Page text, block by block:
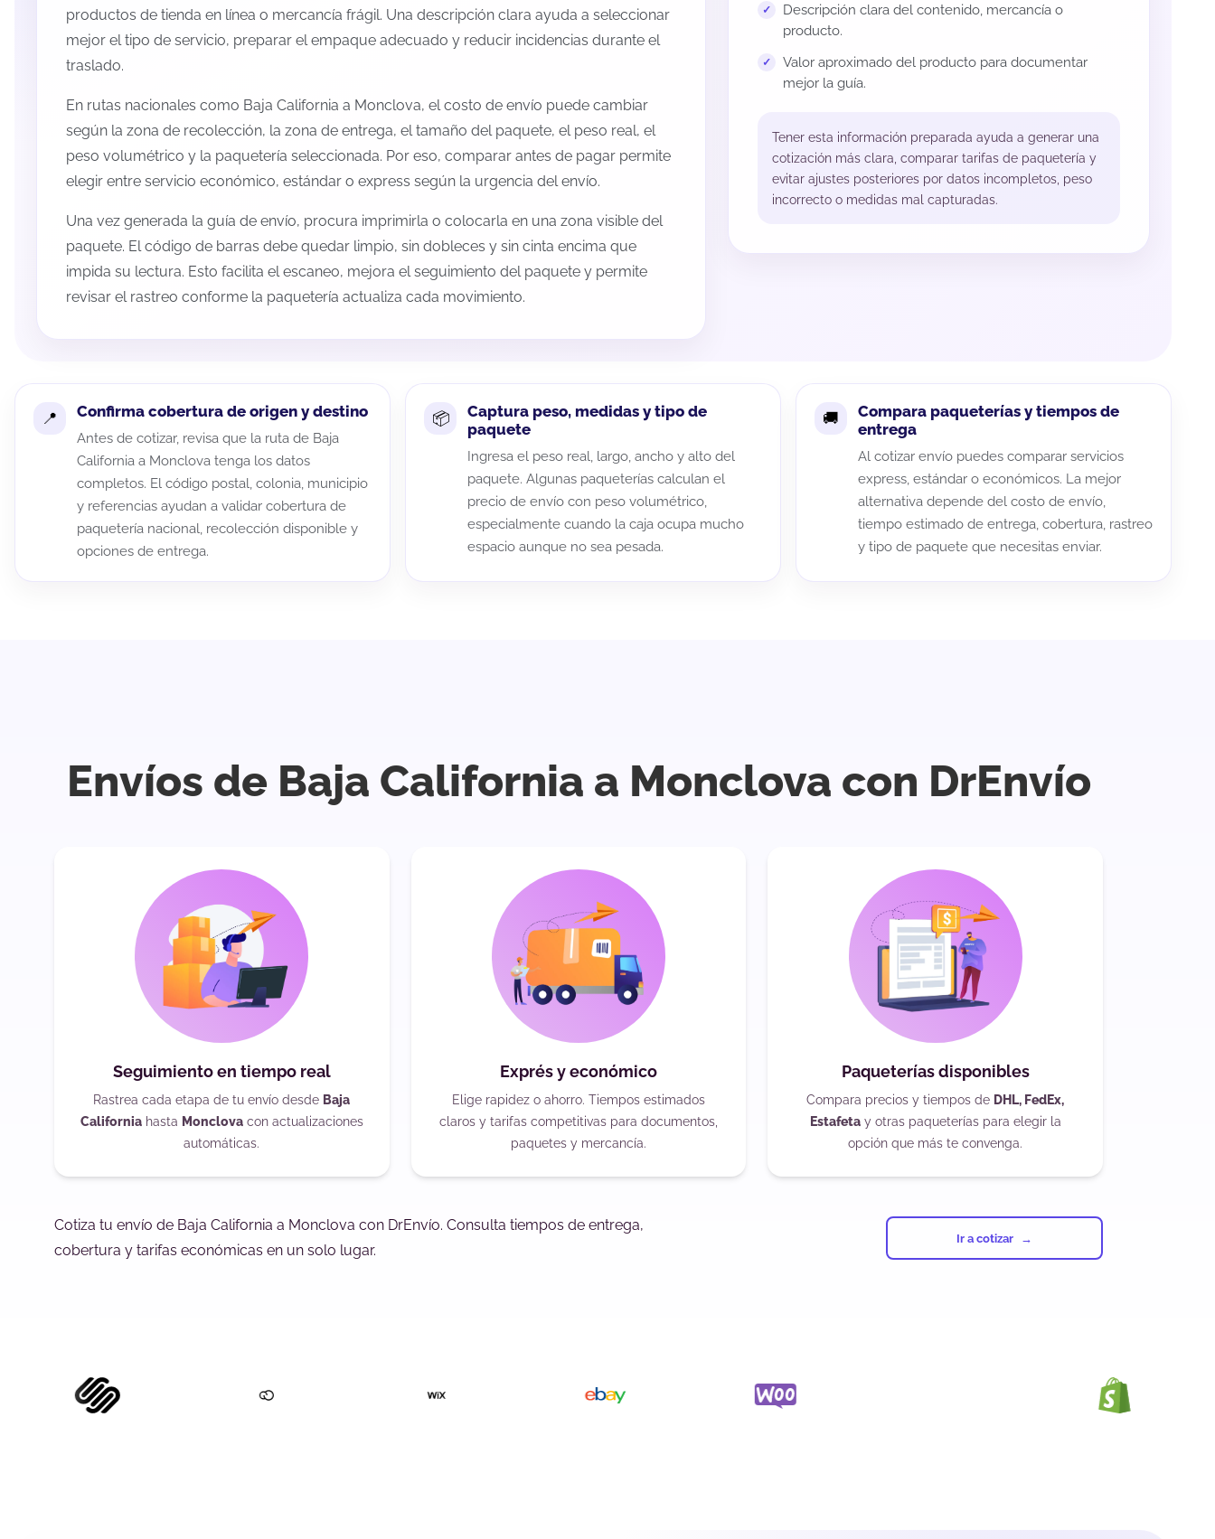
productos de tienda en línea o mercancía frágil. Una descripción clara ayuda a seleccionar
mejor el tipo de servicio, preparar el empaque adecuado y reducir incidencias durante el
traslado.
En rutas nacionales como Baja California a Monclova, el costo de envío puede cambiar
según la zona de recolección, la zona de entrega, el tamaño del paquete, el peso real, el
peso volumétrico y la paquetería seleccionada. Por eso, comparar antes de pagar permite
elegir entre servicio económico, estándar o express según la urgencia del envío.
Una vez generada la guía de envío, procura imprimirla o colocarla en una zona visible del
paquete. El código de barras debe quedar limpio, sin dobleces y sin cinta encima que
impida su lectura. Esto facilita el escaneo, mejora el seguimiento del paquete y permite
revisar el rastreo conforme la paquetería actualiza cada movimiento.
Descripción clara del contenido, mercancía o
producto.
Valor aproximado del producto para documentar
mejor la guía.
Tener esta información preparada ayuda a generar una
cotización más clara, comparar tarifas de paquetería y
evitar ajustes posteriores por datos incompletos, peso
incorrecto o medidas mal capturadas.
Confirma cobertura de origen y destino
Antes de cotizar, revisa que la ruta de Baja
California a Monclova tenga los datos
completos. El código postal, colonia, municipio
y referencias ayudan a validar cobertura de
paquetería nacional, recolección disponible y
opciones de entrega.
Captura peso, medidas y tipo de
paquete
Ingresa el peso real, largo, ancho y alto del
paquete. Algunas paqueterías calculan el
precio de envío con peso volumétrico,
especialmente cuando la caja ocupa mucho
espacio aunque no sea pesada.
Compara paqueterías y tiempos de
entrega
Al cotizar envío puedes comparar servicios
express, estándar o económicos. La mejor
alternativa depende del costo de envío,
tiempo estimado de entrega, cobertura, rastreo
y tipo de paquete que necesitas enviar.
Envíos de Baja California a Monclova con DrEnvío
Seguimiento en tiempo real
Rastrea cada etapa de tu envío desde Baja
Californiahasta Monclovacon actualizaciones
automáticas.
Exprés y económico
Elige rapidez o ahorro. Tiempos estimados
claros y tarifas competitivas para documentos,
paquetes y mercancía.
Paqueterías disponibles
Compara precios y tiempos de DHL, FedEx,
Estafetay otras paqueterías para elegir la
opción que más te convenga.
Cotiza tu envío de Baja California a Monclova con DrEnvío. Consulta tiempos de entrega,
cobertura y tarifas económicas en un solo lugar.
Ir a cotizar